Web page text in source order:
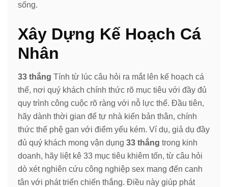
sống.
Xây Dựng Kế Hoạch Cá
Nhân
33 thắng Tính từ lúc câu hỏi ra mắt lên kế hoạch cá
thể, nơi quý khách chính thức rõ mục tiêu với đầy đủ
quy trình công cuộc rõ ràng với nỗ lực thể. Đầu tiên,
hãy dành thời gian để tự nhà kiến bản thân, chính
thức thế phệ gan với điểm yếu kém. Ví dụ, giả dụ đầy
đủ quý khách mong vận dụng 33 thắng trong kinh
doanh, hãy liệt kê 33 mục tiêu khiêm tốn, từ câu hỏi
dò xét nghiên cứu công nghiệp sex mang đến canh
tân với phát triển chiến thắng. Điều này giúp phát